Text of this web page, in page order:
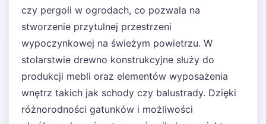
czy pergoli w ogrodach, co pozwala na
stworzenie przytulnej przestrzeni
wypoczynkowej na świeżym powietrzu. W
stolarstwie drewno konstrukcyjne służy do
produkcji mebli oraz elementów wyposażenia
wnętrz takich jak schody czy balustrady. Dzięki
różnorodności gatunków i możliwości